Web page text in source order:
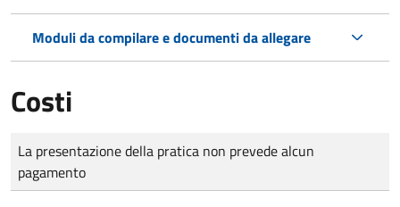
Moduli da compilare e documenti da allegare
Costi
Tipo di pagamento
Importo
La presentazione della pratica non prevede alcun
pagamento